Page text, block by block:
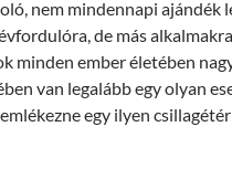
nem mindennapi ajándék
de más
minden ember életében
van legalább egy olyan
egy ilyen